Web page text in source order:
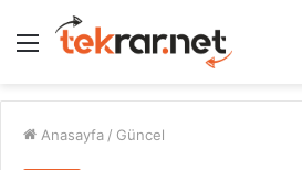
Menü
Anasayfa / Güncel